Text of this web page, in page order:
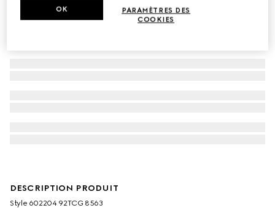
DESCRIPTION PRODUIT
Style ‎602204 92TCG 8563
PARAMÈTRES DES
COOKIES
OK